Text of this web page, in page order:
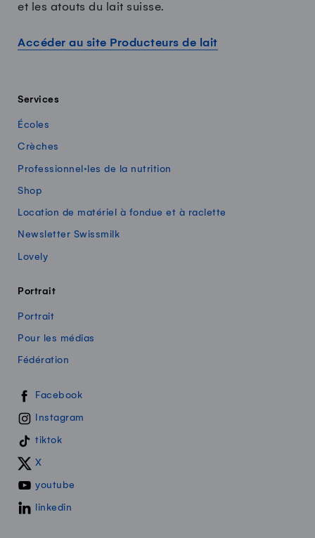
et les atouts du lait suisse.
Accéder au site Producteurs de lait
Services
Écoles
Crèches
Professionnel·les de la nutrition
Shop
Location de matériel à fondue et à raclette
Newsletter Swissmilk
Lovely
Portrait
Portrait
Pour les médias
Fédération
Swissmilk sur les réseaux sociaux
Facebook
Instagram
tiktok
X
youtube
linkedin